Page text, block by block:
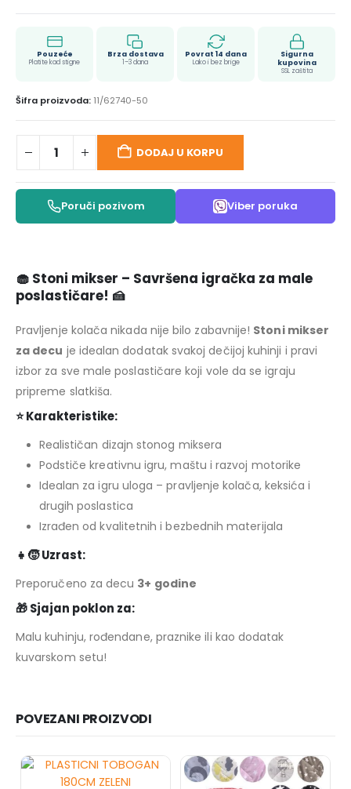
Pouzeće
Platite kad stigne
Brza dostava
1–3 dana
Povrat 14 dana
Lako i bez brige
Sigurna
kupovina
SSL zaštita
Šifra proizvoda: 11/62740-50
DODAJ U KORPU
Poruči pozivom Viber poruka
🧁 Stoni mikser – Savršena igračka za male
poslastičare! 🍰
Pravljenje kolača nikada nije bilo zabavnije! Stoni mikser
za decu je idealan dodatak svakoj dečijoj kuhinji i pravi
izbor za sve male poslastičare koji vole da se igraju
pripreme slatkiša.
⭐ Karakteristike:
Realističan dizajn stonog miksera
Podstiče kreativnu igru, maštu i razvoj motorike
Idealan za igru uloga – pravljenje kolača, keksića i
drugih poslastica
Izrađen od kvalitetnih i bezbednih materijala
👧🧒 Uzrast:
Preporučeno za decu 3+ godine
🎁 Sjajan poklon za:
Malu kuhinju, rođendane, praznike ili kao dodatak
kuvarskom setu!
POVEZANI PROIZVODI